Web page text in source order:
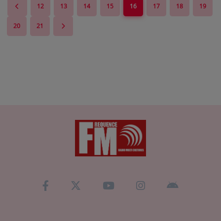
12 13 14 15 16 17 18 19
20 21